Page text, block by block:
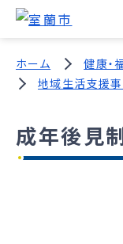
ホーム 健康・
地域生活支援
成年後見